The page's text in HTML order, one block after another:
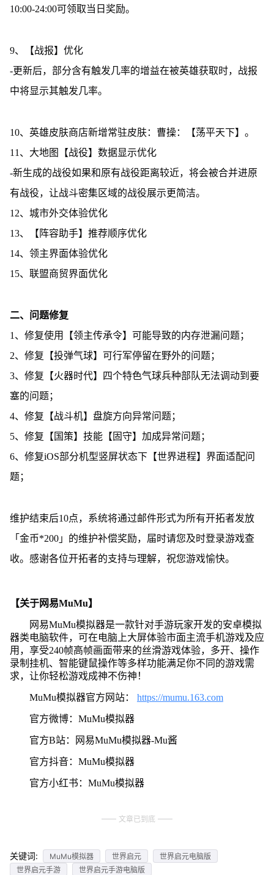
10:00-24:00可领取当日奖励。
9、【战报】优化
-更新后，部分含有触发几率的增益在被英雄获取时，战报
中将显示其触发几率。
10、英雄皮肤商店新增常驻皮肤：曹操：【荡平天下】。
11、大地图【战役】数据显示优化
-新生成的战役如果和原有战役距离较近，将会被合并进原
有战役，让战斗密集区域的战役展示更简洁。
12、城市外交体验优化
13、【阵容助手】推荐顺序优化
14、领主界面体验优化
15、联盟商贸界面优化
二、问题修复
1、修复使用【领主传承令】可能导致的内存泄漏问题；
2、修复【投弹气球】可行军停留在野外的问题；
3、修复【火器时代】四个特色气球兵种部队无法调动到要
塞的问题；
4、修复【战斗机】盘旋方向异常问题；
5、修复【国策】技能【固守】加成异常问题；
6、修复iOS部分机型竖屏状态下【世界进程】界面适配问
题；
维护结束后10点，系统将通过邮件形式为所有开拓者发放
「金币*200」的维护补偿奖励，届时请您及时登录游戏查
收。感谢各位开拓者的支持与理解，祝您游戏愉快。
【关于网易MuMu】
网易MuMu模拟器是一款针对手游玩家开发的安卓模拟
器类电脑软件，可在电脑上大屏体验市面主流手机游戏及应
用，享受240帧高帧画面带来的丝滑游戏体验，多开、操作
录制挂机、智能键鼠操作等多样功能满足你不同的游戏需
求，让你轻松游戏成神不伤神！
MuMu模拟器官方网站： https://mumu.163.com
官方微博：MuMu模拟器
官方B站：网易MuMu模拟器-Mu酱
官方抖音：MuMu模拟器
官方小红书：MuMu模拟器
文章已到底
关键词: MuMu模拟器 世界启元
世界启元电脑版
世界启元手游
世界启元手游电脑版